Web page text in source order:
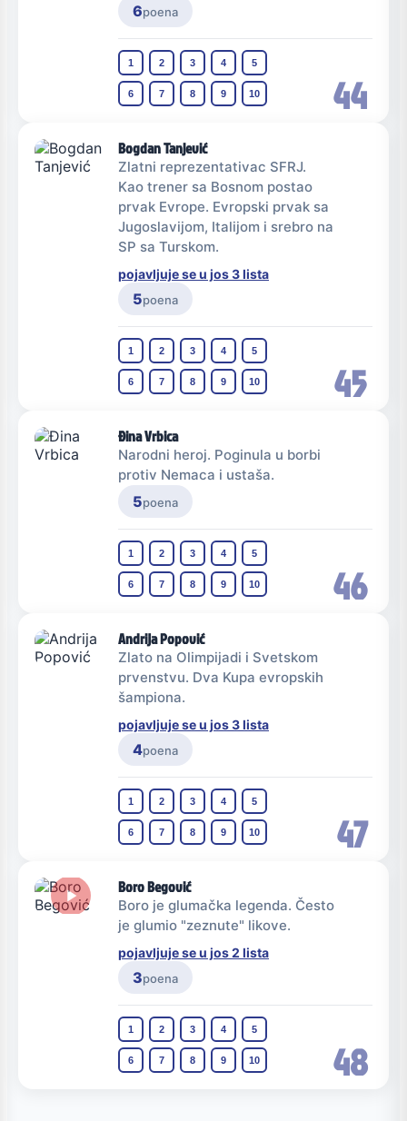
44
6poena
1 2 3 4 5
6 7 8 9 10
45
Bogdan Tanjević
Zlatni reprezentativac SFRJ.
Kao trener sa Bosnom postao
prvak Evrope. Evropski prvak sa
Jugoslavijom, Italijom i srebro na
SP sa Turskom.
pojavljuje se u jos 3 lista
5poena
1 2 3 4 5
6 7 8 9 10
46
Đina Vrbica
Narodni heroj. Poginula u borbi
protiv Nemaca i ustaša.
5poena
1 2 3 4 5
6 7 8 9 10
47
Andrija Popović
Zlato na Olimpijadi i Svetskom
prvenstvu. Dva Kupa evropskih
šampiona.
pojavljuje se u jos 3 lista
4poena
1 2 3 4 5
6 7 8 9 10
48
Boro Begović
Boro je glumačka legenda. Često
je glumio "zeznute" likove.
pojavljuje se u jos 2 lista
3poena
1 2 3 4 5
6 7 8 9 10